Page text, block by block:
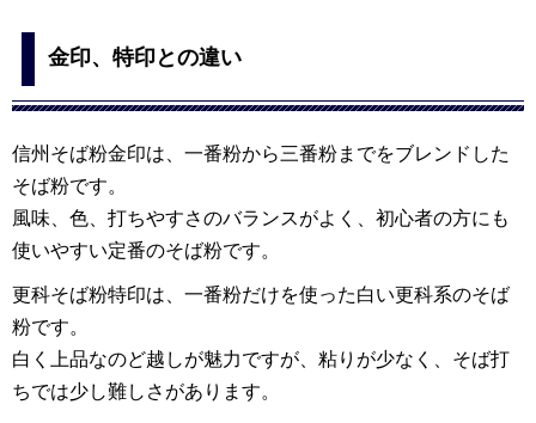
金印、特印との違い
信州そば粉金印は、一番粉から三番粉までをブレンドした
そば粉です。
風味、色、打ちやすさのバランスがよく、初心者の方にも
使いやすい定番のそば粉です。
更科そば粉特印は、一番粉だけを使った白い更科系のそば
粉です。
白く上品なのど越しが魅力ですが、粘りが少なく、そば打
ちでは少し難しさがあります。